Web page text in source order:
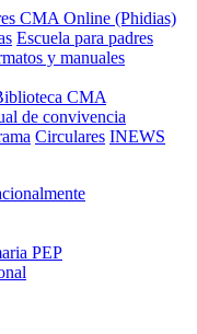
CMA Online (Phidias)
Escuela para padres
y manuales
CMA
de convivencia
Circulares INEWS
PEP